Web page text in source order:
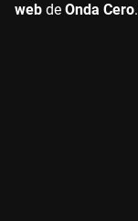
web de Onda Cero.